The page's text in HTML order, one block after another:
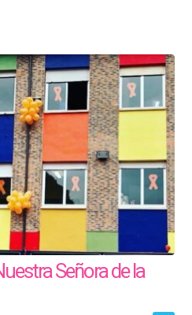
Señora de la